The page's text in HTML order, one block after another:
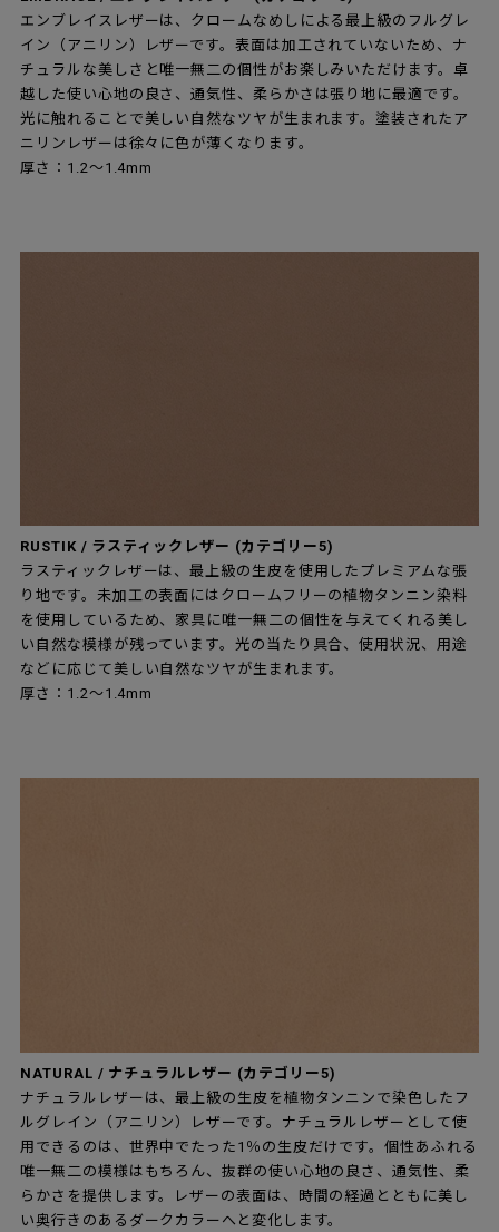
エンブレイスレザーは、クロームなめしによる最上級のフルグレ
イン（アニリン）レザーです。表面は加工されていないため、ナ
チュラルな美しさと唯一無二の個性がお楽しみいただけます。卓
越した使い心地の良さ、通気性、柔らかさは張り地に最適です。
光に触れることで美しい自然なツヤが生まれます。塗装されたア
ニリンレザーは徐々に色が薄くなります。
厚さ：1.2～1.4mm
RUSTIK / ラスティックレザー (カテゴリー5)
ラスティックレザーは、最上級の生皮を使用したプレミアムな張
り地です。未加工の表面にはクロームフリーの植物タンニン染料
を使用しているため、家具に唯一無二の個性を与えてくれる美し
い自然な模様が残っています。光の当たり具合、使用状況、用途
などに応じて美しい自然なツヤが生まれます。
厚さ：1.2～1.4mm
NATURAL / ナチュラルレザー (カテゴリー5)
ナチュラルレザーは、最上級の生皮を植物タンニンで染色したフ
ルグレイン（アニリン）レザーです。ナチュラルレザーとして使
用できるのは、世界中でたった1％の生皮だけです。個性あふれる
唯一無二の模様はもちろん、抜群の使い心地の良さ、通気性、柔
らかさを提供します。レザーの表面は、時間の経過とともに美し
い奥行きのあるダークカラーへと変化します。